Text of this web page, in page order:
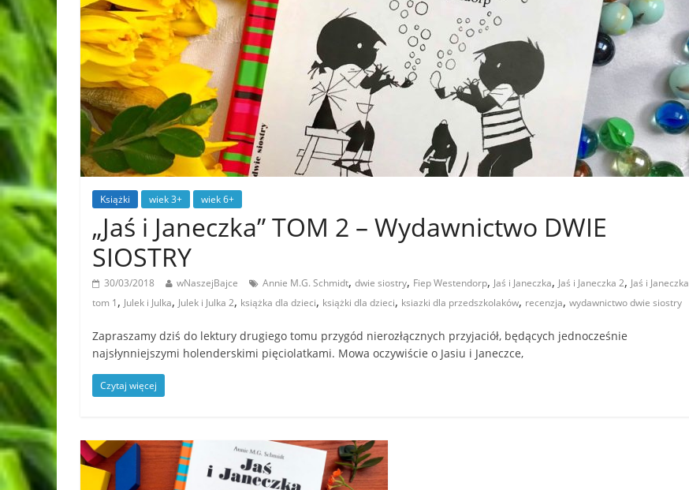
Książki wiek 3+ wiek 6+
„Jaś i Janeczka” TOM 2 – Wydawnictwo DWIE
SIOSTRY
30/03/2018 wNaszejBajce Annie M.G. Schmidt, dwie siostry, Fiep Westendorp, Jaś i Janeczka, Jaś i Janeczka 2, Jaś i Janeczka
tom 1 , Julek i Julka, Julek i Julka 2, książka dla dzieci, książki dla dzieci, ksiazki dla przedszkolaków, recenzja, wydawnictwo dwie siostry
Zapraszamy dziś do lektury drugiego tomu przygód nierozłącznych przyjaciół, będących jednocześnie
najsłynniejszymi holenderskimi pięciolatkami. Mowa oczywiście o Jasiu i Janeczce,
Czytaj więcej